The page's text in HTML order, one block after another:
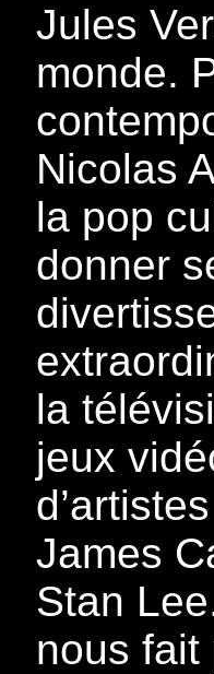
Jules
monde.
Nicolas
la pop
donner
la
jeux
James
Stan
nous fait